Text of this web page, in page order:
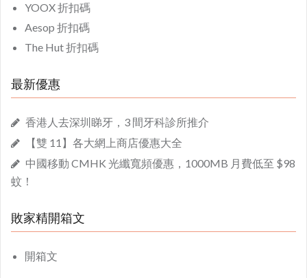
YOOX 折扣碼
Aesop 折扣碼
The Hut 折扣碼
最新優惠
香港人去深圳睇牙，3 間牙科診所推介
【雙 11】各大網上商店優惠大全
中國移動 CMHK 光纖寬頻優惠，1000MB 月費低至 $98
蚊！
敗家精開箱文
開箱文